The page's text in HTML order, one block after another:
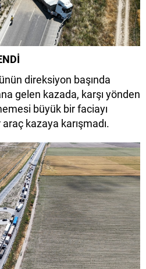
direksiyon başında
gelen kazada, karşı yönden
büyük bir faciayı
kazaya karışmadı.